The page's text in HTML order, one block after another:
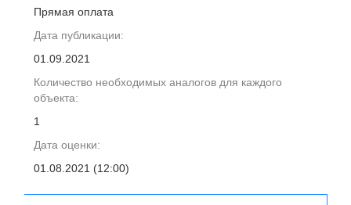
Прямая оплата
Дата публикации:
01.09.2021
Количество необходимых аналогов для каждого
объекта:
1
Дата оценки:
01.08.2021 (12:00)